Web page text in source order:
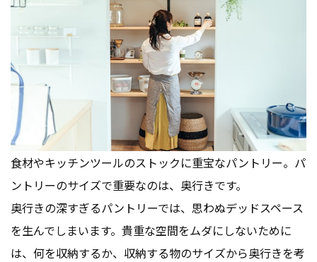
食材やキッチンツールのストックに重宝なパントリー。パ
ントリーのサイズで重要なのは、奥行きです。
奥行きの深すぎるパントリーでは、思わぬデッドスペース
を生んでしまいます。貴重な空間をムダにしないために
は、何を収納するか、収納する物のサイズから奥行きを考